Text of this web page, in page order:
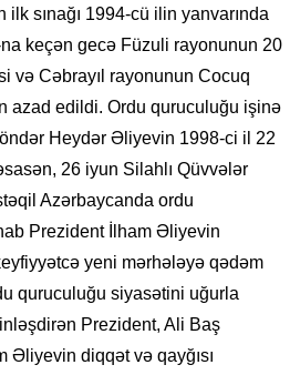
sınağı 1994-cü ilin yanvarında
keçən gecə Füzuli rayonunun 20
və Cəbrayıl rayonunun Cocuq
azad edildi. Ordu quruculuğu işinə
Heydər Əliyevin 1998-ci il 22
26 iyun Silahlı Qüvvələr
Azərbaycanda ordu
Prezident İlham Əliyevin
yeni mərhələyə qədəm
quruculuğu siyasətini uğurla
Prezident, Ali Baş
Əliyevin diqqət və qayğısı